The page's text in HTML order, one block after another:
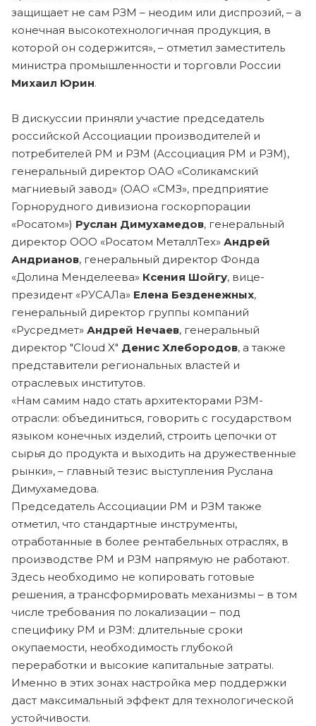
защищает не сам РЗМ – неодим или диспрозий, – а
конечная высокотехнологичная продукция, в
которой он содержится», – отметил заместитель
министра промышленности и торговли России
Михаил Юрин.
В дискуссии приняли участие председатель
российской Ассоциации производителей и
потребителей РМ и РЗМ (Ассоциация РМ и РЗМ),
генеральный директор ОАО «Соликамский
магниевый завод» (ОАО «СМЗ», предприятие
Горнорудного дивизиона госкорпорации
«Росатом») Руслан Димухамедов, генеральный
директор ООО «Росатом МеталлТех» Андрей
Андрианов, генеральный директор Фонда
«Долина Менделеева» Ксения Шойгу, вице-
президент «РУСАЛа» Елена Безденежных,
генеральный директор группы компаний
«Русредмет» Андрей Нечаев, генеральный
директор "Cloud X" Денис Хлебородов, а также
представители региональных властей и
отраслевых институтов.
«Нам самим надо стать архитекторами РЗМ-
отрасли: объединиться, говорить с государством
языком конечных изделий, строить цепочки от
сырья до продукта и выходить на дружественные
рынки», – главный тезис выступления Руслана
Димухамедова.
Председатель Ассоциации РМ и РЗМ также
отметил, что стандартные инструменты,
отработанные в более рентабельных отраслях, в
производстве РМ и РЗМ напрямую не работают.
Здесь необходимо не копировать готовые
решения, а трансформировать механизмы – в том
числе требования по локализации – под
специфику РМ и РЗМ: длительные сроки
окупаемости, необходимость глубокой
переработки и высокие капитальные затраты.
Именно в этих зонах настройка мер поддержки
даст максимальный эффект для технологической
устойчивости.